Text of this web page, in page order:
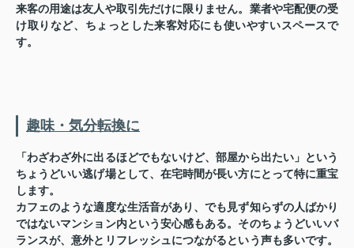
来客の用途は友人や取引先だけに限りません。業者や宅配便の受
け取りなど、ちょっとした来客対応にも使いやすいスペースで
す。
趣味・気分転換に
「わざわざ外に出るほどでもないけど、部屋から出たい」という
ちょうどいい逃げ場として、在宅時間が長い方にとって特に重宝
します。
カフェのような適度な生活音があり、でも見ず知らずの人ばかり
ではないマンション内という安心感もある。そのちょうどいいバ
ランスが、意外とリフレッシュにつながるという声も多いです。